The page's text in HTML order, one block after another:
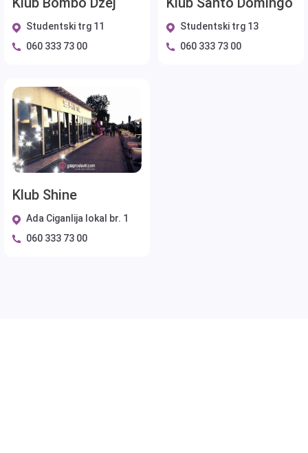
Studentski trg 11
060 333 73 00
Studentski trg 13
060 333 73 00
Klub Shine
Ada Ciganlija lokal br. 1
060 333 73 00